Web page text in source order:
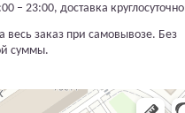
– 23:00, доставка круглосуточно
весь заказ при самовывозе. Без
суммы.